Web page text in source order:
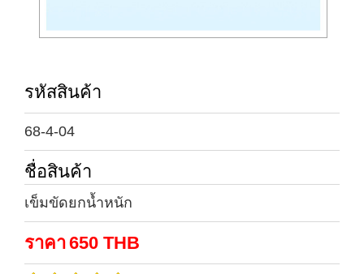
รหัสสินค้า
68-4-04
ชื่อสินค้า
เข็มขัดยกน้ำหนัก
ราคา650 THB